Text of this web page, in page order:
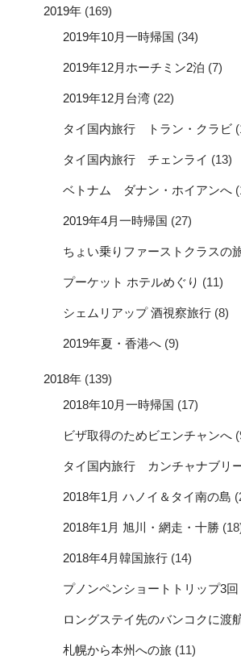
2019年 (169)
2019年10月一時帰国 (34)
2019年12月ホーチミン2泊 (7)
2019年12月台湾 (22)
タイ国内旅行 トラン・クラビ
タイ国内旅行 チェンライ (13)
ベトナム ダナン・ホイアンへ
2019年4月一時帰国 (27)
ちょい乗りファーストクラスの
プーケット ホテルめぐり (11)
シェムリアップ 酒視察旅行 (8)
2019年夏・香港へ (9)
2018年 (139)
2018年10月一時帰国 (17)
ビザ取得のためビエンチャンへ
タイ国内旅行 カンチャナブリ
2018年1月 ハノイ＆タイ南の島
2018年1月 旭川・網走・十勝
2018年4月韓国旅行 (14)
プノンペンショートトリップ3回
ロングステイ先のバンコクに渡
札幌から本州への旅 (11)